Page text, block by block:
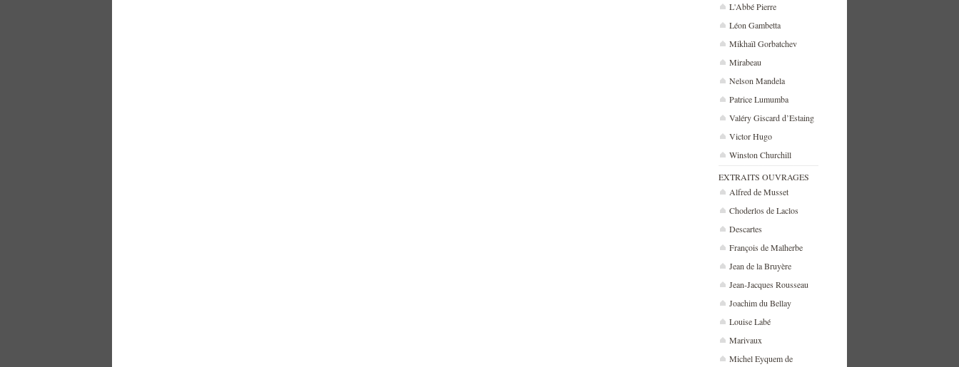
L'Abbé Pierre
Léon Gambetta
Mikhaïl Gorbatchev
Mirabeau
Nelson Mandela
Patrice Lumumba
Valéry Giscard d’Estaing
Victor Hugo
Winston Churchill
EXTRAITS OUVRAGES
Alfred de Musset
Choderlos de Laclos
Descartes
François de Malherbe
Jean de la Bruyère
Jean-Jacques Rousseau
Joachim du Bellay
Louise Labé
Marivaux
Michel Eyquem de